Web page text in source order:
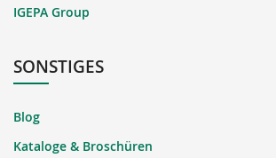
IGEPA Group
SONSTIGES
Blog
Kataloge & Broschüren